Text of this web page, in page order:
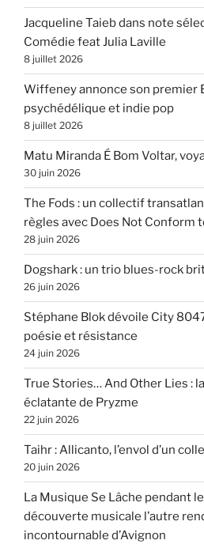
Jacqueline Taieb dans note
Comédie feat Julia Laville
8 juillet 2026
Wiffeney annonce son premier
psychédélique et indie pop
8 juillet 2026
Matu Miranda É Bom Voltar,
30 juin 2026
The Fods : un collectif
règles avec Does Not Conform
28 juin 2026
Dogshark : un trio blues-rock
26 juin 2026
Stéphane Blok dévoile City
poésie et résistance
24 juin 2026
True Stories… And Other Lies :
éclatante de Pryzme
22 juin 2026
Taihr : Allicanto, l’envol d’un
20 juin 2026
La Musique Se Lâche pendant
découverte musicale l’autre
incontournable d’Avignon